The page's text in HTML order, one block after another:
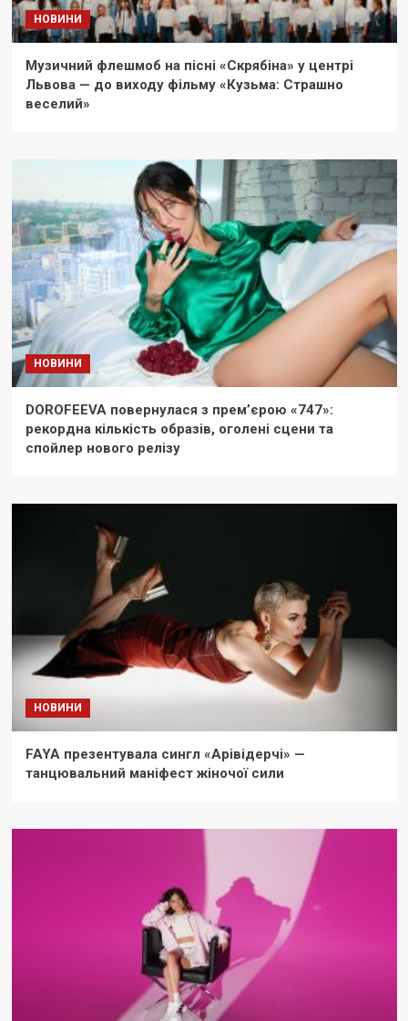
НОВИНИ
Музичний флешмоб на пісні «Скрябіна» у центрі
Львова — до виходу фільму «Кузьма: Страшно
веселий»
НОВИНИ
DOROFEEVA повернулася з прем’єрою «747»:
рекордна кількість образів, оголені сцени та
спойлер нового релізу
НОВИНИ
FAYA презентувала сингл «Арівідерчі» —
танцювальний маніфест жіночої сили